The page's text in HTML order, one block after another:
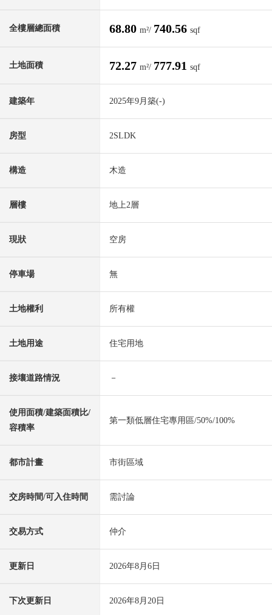
全樓層總面積 68.80 m²/ 740.56 sqf
土地面積 72.27 m²/ 777.91 sqf
建築年 2025年9月築(-)
房型 2SLDK
構造 木造
層樓 地上2層
現狀 空房
停車場 無
土地權利 所有權
土地用途 住宅用地
接壤道路情況 －
使用面積/建築面積比/
容積率
第一類低層住宅專用區/50%/100%
都市計畫 市街區域
交房時間/可入住時間 需討論
交易方式 仲介
更新日 2026年8月6日
下次更新日 2026年8月20日